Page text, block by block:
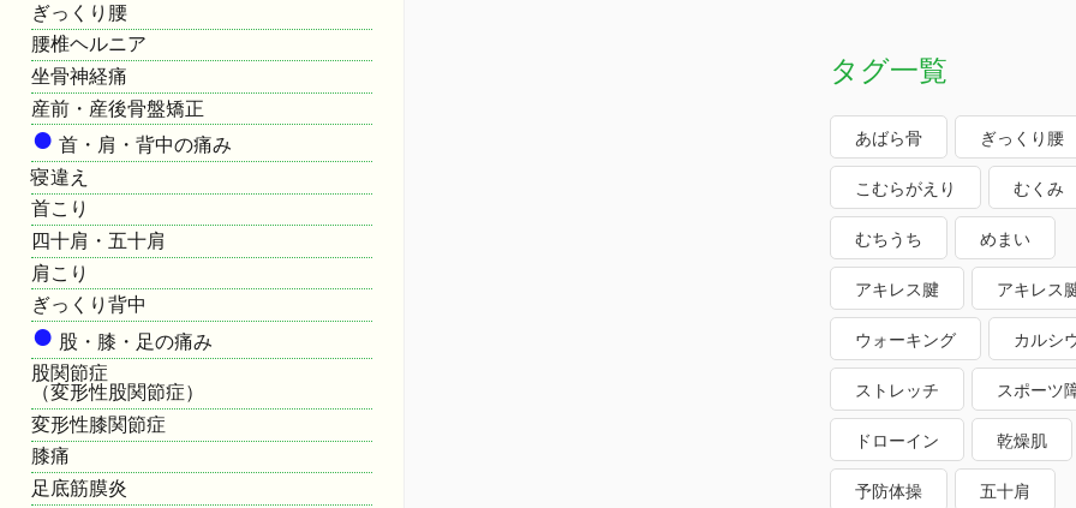
ぎっくり腰
腰椎ヘルニア
坐骨神経痛
産前・産後骨盤矯正
● 首・肩・背中の痛み
寝違え
首こり
四十肩・五十肩
肩こり
ぎっくり背中
● 股・膝・足の痛み
股関節症
（変形性股関節症）
変形性膝関節症
膝痛
足底筋膜炎
タグ一覧
あばら骨 ぎっくり腰
こむらがえり むくみ
むちうち めまい
アキレス腱 アキレス
ウォーキング カルシ
ストレッチ スポーツ
ドローイン 乾燥肌
予防体操 五十肩